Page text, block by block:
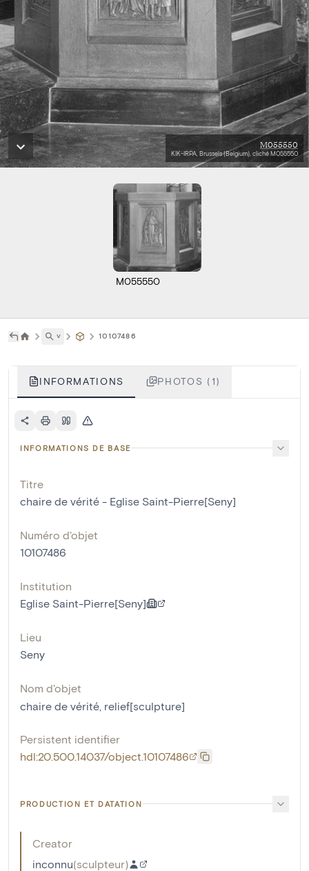
M055550
KIK-IRPA, Brussels (Belgium), cliché M055550
M055550
˅ 10107486
INFORMATIONS PHOTOS (1)
INFORMATIONS DE BASE
Titre
chaire de vérité - Eglise Saint-Pierre[Seny]
Numéro d'objet
10107486
Institution
Eglise Saint-Pierre[Seny]
Lieu
Seny
Nom d'objet
chaire de vérité relief[sculpture]
Persistent identifier
hdl:20.500.14037/object.10107486
PRODUCTION ET DATATION
Creator
inconnu(sculpteur)